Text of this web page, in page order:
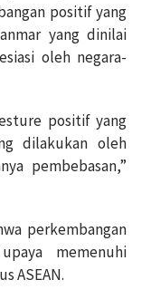
positif yang
yang dinilai
oleh negara-
positif yang
dilakukan oleh
pembebasan,”
perkembangan
memenuhi
ASEAN.